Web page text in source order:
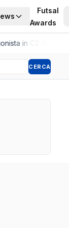
Futsal
Awards
in C2
CERCA